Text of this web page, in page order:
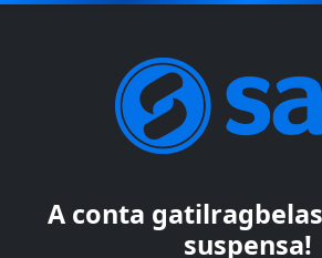
A conta
suspensa!